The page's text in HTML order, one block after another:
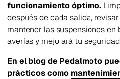
funcionamiento óptimo.
después de cada salida,
mantener las suspensiones en
averías y mejorará tu
En el blog de Pedalmoto
prácticos como